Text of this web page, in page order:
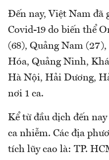
Đến nay, Việt Nam đã
Covid-19 do biến thể
(68), Quảng Nam
Hóa, Quảng Ninh,
Hà Nội, Hải Dương,
nơi 1 ca.
Kể từ đầu dịch đến
ca nhiễm. Các địa
tích lũy cao là: TP.